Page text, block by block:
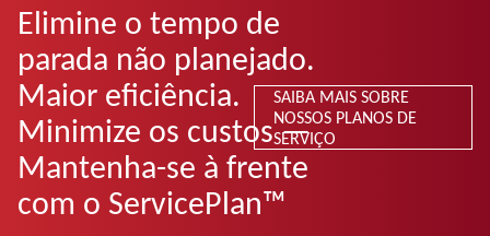
Elimine o tempo de
parada não planejado.
Maior eficiência.
Minimize os custos —
Mantenha-se à frente
com o ServicePlan™
SAIBA MAIS SOBRE
NOSSOS PLANOS DE
SERVIÇO